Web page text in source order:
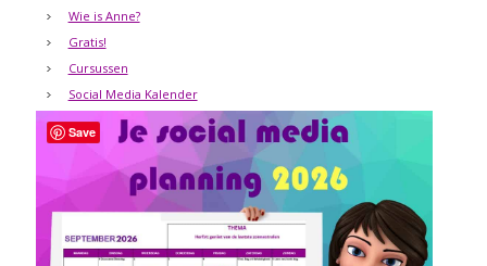
Wie is Anne?
Gratis!
Cursussen
Social Media Kalender
Save